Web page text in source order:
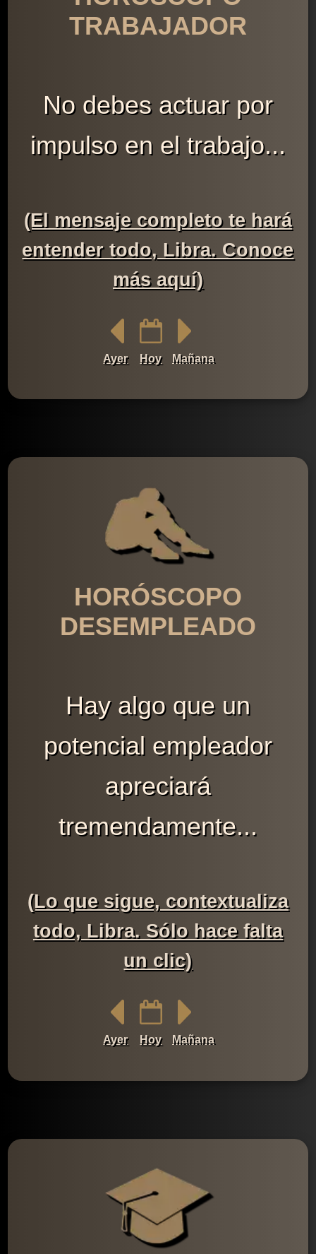
TRABAJADOR
No debes actuar por
impulso en el trabajo...
(El mensaje completo te hará
entender todo, Libra. Conoce
más aquí)
Ayer Hoy Mañana
HORÓSCOPO
DESEMPLEADO
Hay algo que un
potencial empleador
apreciará
tremendamente...
(Lo que sigue, contextualiza
todo, Libra. Sólo hace falta
un clic)
Ayer Hoy Mañana